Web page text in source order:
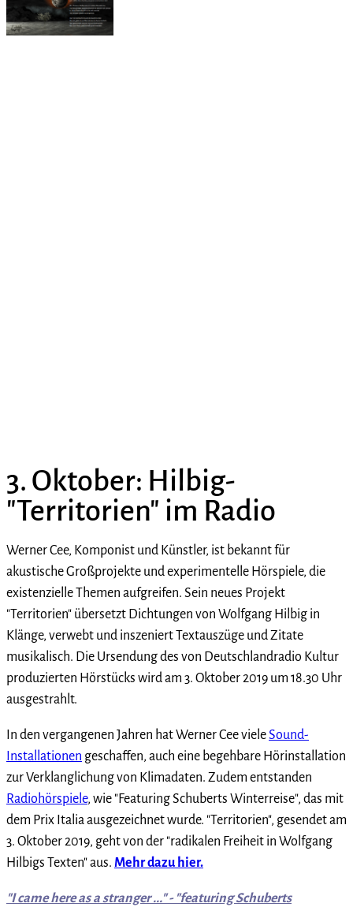
3. Oktober: Hilbig-
"Territorien" im Radio
Werner Cee, Komponist und Künstler, ist bekannt für
akustische Großprojekte und experimentelle Hörspiele, die
existenzielle Themen aufgreifen. Sein neues Projekt
"Territorien" übersetzt Dichtungen von Wolfgang Hilbig in
Klänge, verwebt und inszeniert Textauszüge und Zitate
musikalisch. Die Ursendung des von Deutschlandradio Kultur
produzierten Hörstücks wird am 3. Oktober 2019 um 18.30 Uhr
ausgestrahlt.
In den vergangenen Jahren hat Werner Cee vieleSound-
Installationen geschaffen, auch eine begehbare Hörinstallation
zur Verklanglichung von Klimadaten. Zudem entstanden
Radiohörspiele, wie "Featuring Schuberts Winterreise", das mit
dem Prix Italia ausgezeichnet wurde. "Territorien", gesendet am
3. Oktober 2019, geht von der "radikalen Freiheit in Wolfgang
Hilbigs Texten" aus. Mehr dazu hier.
"I came here as a stranger ..." - "featuring Schuberts